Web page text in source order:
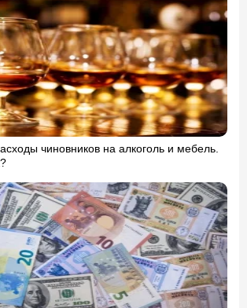
чиновников на алкоголь и мебель.